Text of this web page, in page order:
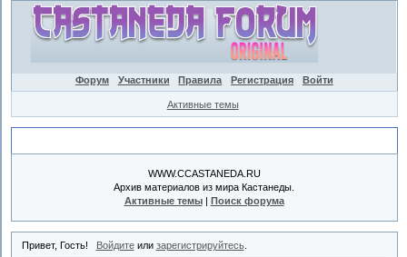
Форум Участники Правила Регистрация Войти
Активные темы
WWW.CCASTANEDA.RU
Архив материалов из мира Кастанеды.
Активные темы| Поиск форума
Привет, Гость! Войдитеили зарегистрируйтесь.